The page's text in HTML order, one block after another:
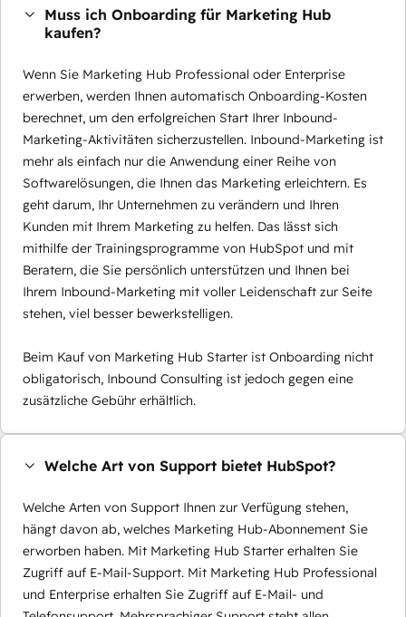
Muss ich Onboarding für Marketing Hub
kaufen?
Wenn Sie Marketing Hub Professional oder Enterprise
erwerben, werden Ihnen automatisch Onboarding-Kosten
berechnet, um den erfolgreichen Start Ihrer Inbound-
Marketing-Aktivitäten sicherzustellen. Inbound-Marketing ist
mehr als einfach nur die Anwendung einer Reihe von
Softwarelösungen, die Ihnen das Marketing erleichtern. Es
geht darum, Ihr Unternehmen zu verändern und Ihren
Kunden mit Ihrem Marketing zu helfen. Das lässt sich
mithilfe der Trainingsprogramme von HubSpot und mit
Beratern, die Sie persönlich unterstützen und Ihnen bei
Ihrem Inbound-Marketing mit voller Leidenschaft zur Seite
stehen, viel besser bewerkstelligen.
Beim Kauf von Marketing Hub Starter ist Onboarding nicht
obligatorisch, Inbound Consulting ist jedoch gegen eine
zusätzliche Gebühr erhältlich.
Welche Art von Support bietet HubSpot?
Welche Arten von Support Ihnen zur Verfügung stehen,
hängt davon ab, welches Marketing Hub-Abonnement Sie
erworben haben. Mit Marketing Hub Starter erhalten Sie
Zugriff auf E-Mail-Support. Mit Marketing Hub Professional
und Enterprise erhalten Sie Zugriff auf E-Mail- und